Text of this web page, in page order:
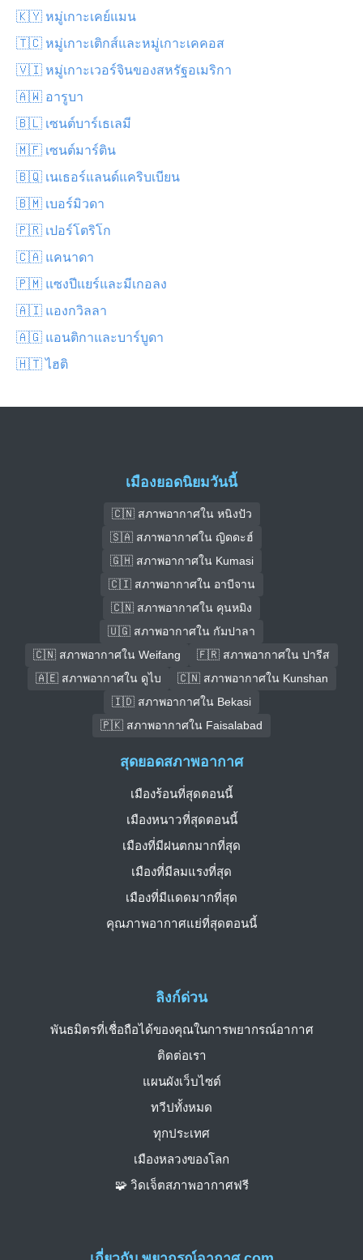
🇰🇾 หมู่เกาะเคย์แมน
🇹🇨 หมู่เกาะเติกส์และหมู่เกาะเคคอส
🇻🇮 หมู่เกาะเวอร์จินของสหรัฐอเมริกา
🇦🇼 อารูบา
🇧🇱 เซนต์บาร์เธเลมี
🇲🇫 เซนต์มาร์ติน
🇧🇶 เนเธอร์แลนด์แคริบเบียน
🇧🇲 เบอร์มิวดา
🇵🇷 เปอร์โตริโก
🇨🇦 แคนาดา
🇵🇲 แซงปีแยร์และมีเกอลง
🇦🇮 แองกวิลลา
🇦🇬 แอนติกาและบาร์บูดา
🇭🇹 ไฮติ
เมืองยอดนิยมวันนี้
🇨🇳 สภาพอากาศใน หนิงปัว
🇸🇦 สภาพอากาศใน ญิดดะฮ์
🇬🇭 สภาพอากาศใน Kumasi
🇨🇮 สภาพอากาศใน อาบีจาน
🇨🇳 สภาพอากาศใน คุนหมิง
🇺🇬 สภาพอากาศใน กัมปาลา
🇨🇳 สภาพอากาศใน Weifang
🇫🇷 สภาพอากาศใน ปารีส
🇦🇪 สภาพอากาศใน ดูไบ
🇨🇳 สภาพอากาศใน Kunshan
🇮🇩 สภาพอากาศใน Bekasi
🇵🇰 สภาพอากาศใน Faisalabad
ลิงก์ด่วน
พันธมิตรที่เชื่อถือได้ของคุณในการพยากรณ์อากาศ
ติดต่อเรา
แผนผังเว็บไซต์
ทวีปทั้งหมด
ทุกประเทศ
เมืองหลวงของโลก
🧩 วิดเจ็ตสภาพอากาศฟรี
สุดยอดสภาพอากาศ
เมืองร้อนที่สุดตอนนี้
เมืองหนาวที่สุดตอนนี้
เมืองที่มีฝนตกมากที่สุด
เมืองที่มีลมแรงที่สุด
เมืองที่มีแดดมากที่สุด
คุณภาพอากาศแย่ที่สุดตอนนี้